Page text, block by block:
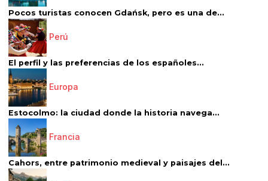
Pocos turistas conocen Gdańsk, pero es una de...
Perú
El perfil y las preferencias de los españoles...
Europa
Estocolmo: la ciudad donde la historia navega...
Francia
Cahors, entre patrimonio medieval y paisajes del...